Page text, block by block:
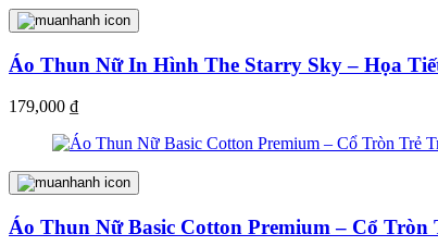
Áo Thun Nữ In Hình The Starry Sky – Họa
179,000 ₫
Áo Thun Nữ Basic Cotton Premium – Cổ